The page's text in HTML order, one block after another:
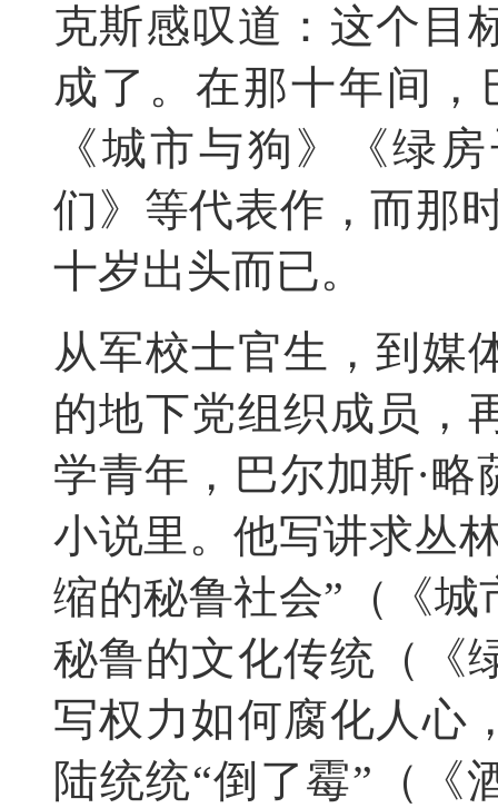
克斯感叹道：这个目
成了。在那十年间，
《城市与狗》《绿
们》等代表作，而那
十岁出头而已。
从军校士官生，到媒
的地下党组织成员，
学青年，巴尔加斯·
小说里。他写讲求丛
缩的秘鲁社会”（《
秘鲁的文化传统（《
写权力如何腐化人心
陆统统“倒了霉”（《